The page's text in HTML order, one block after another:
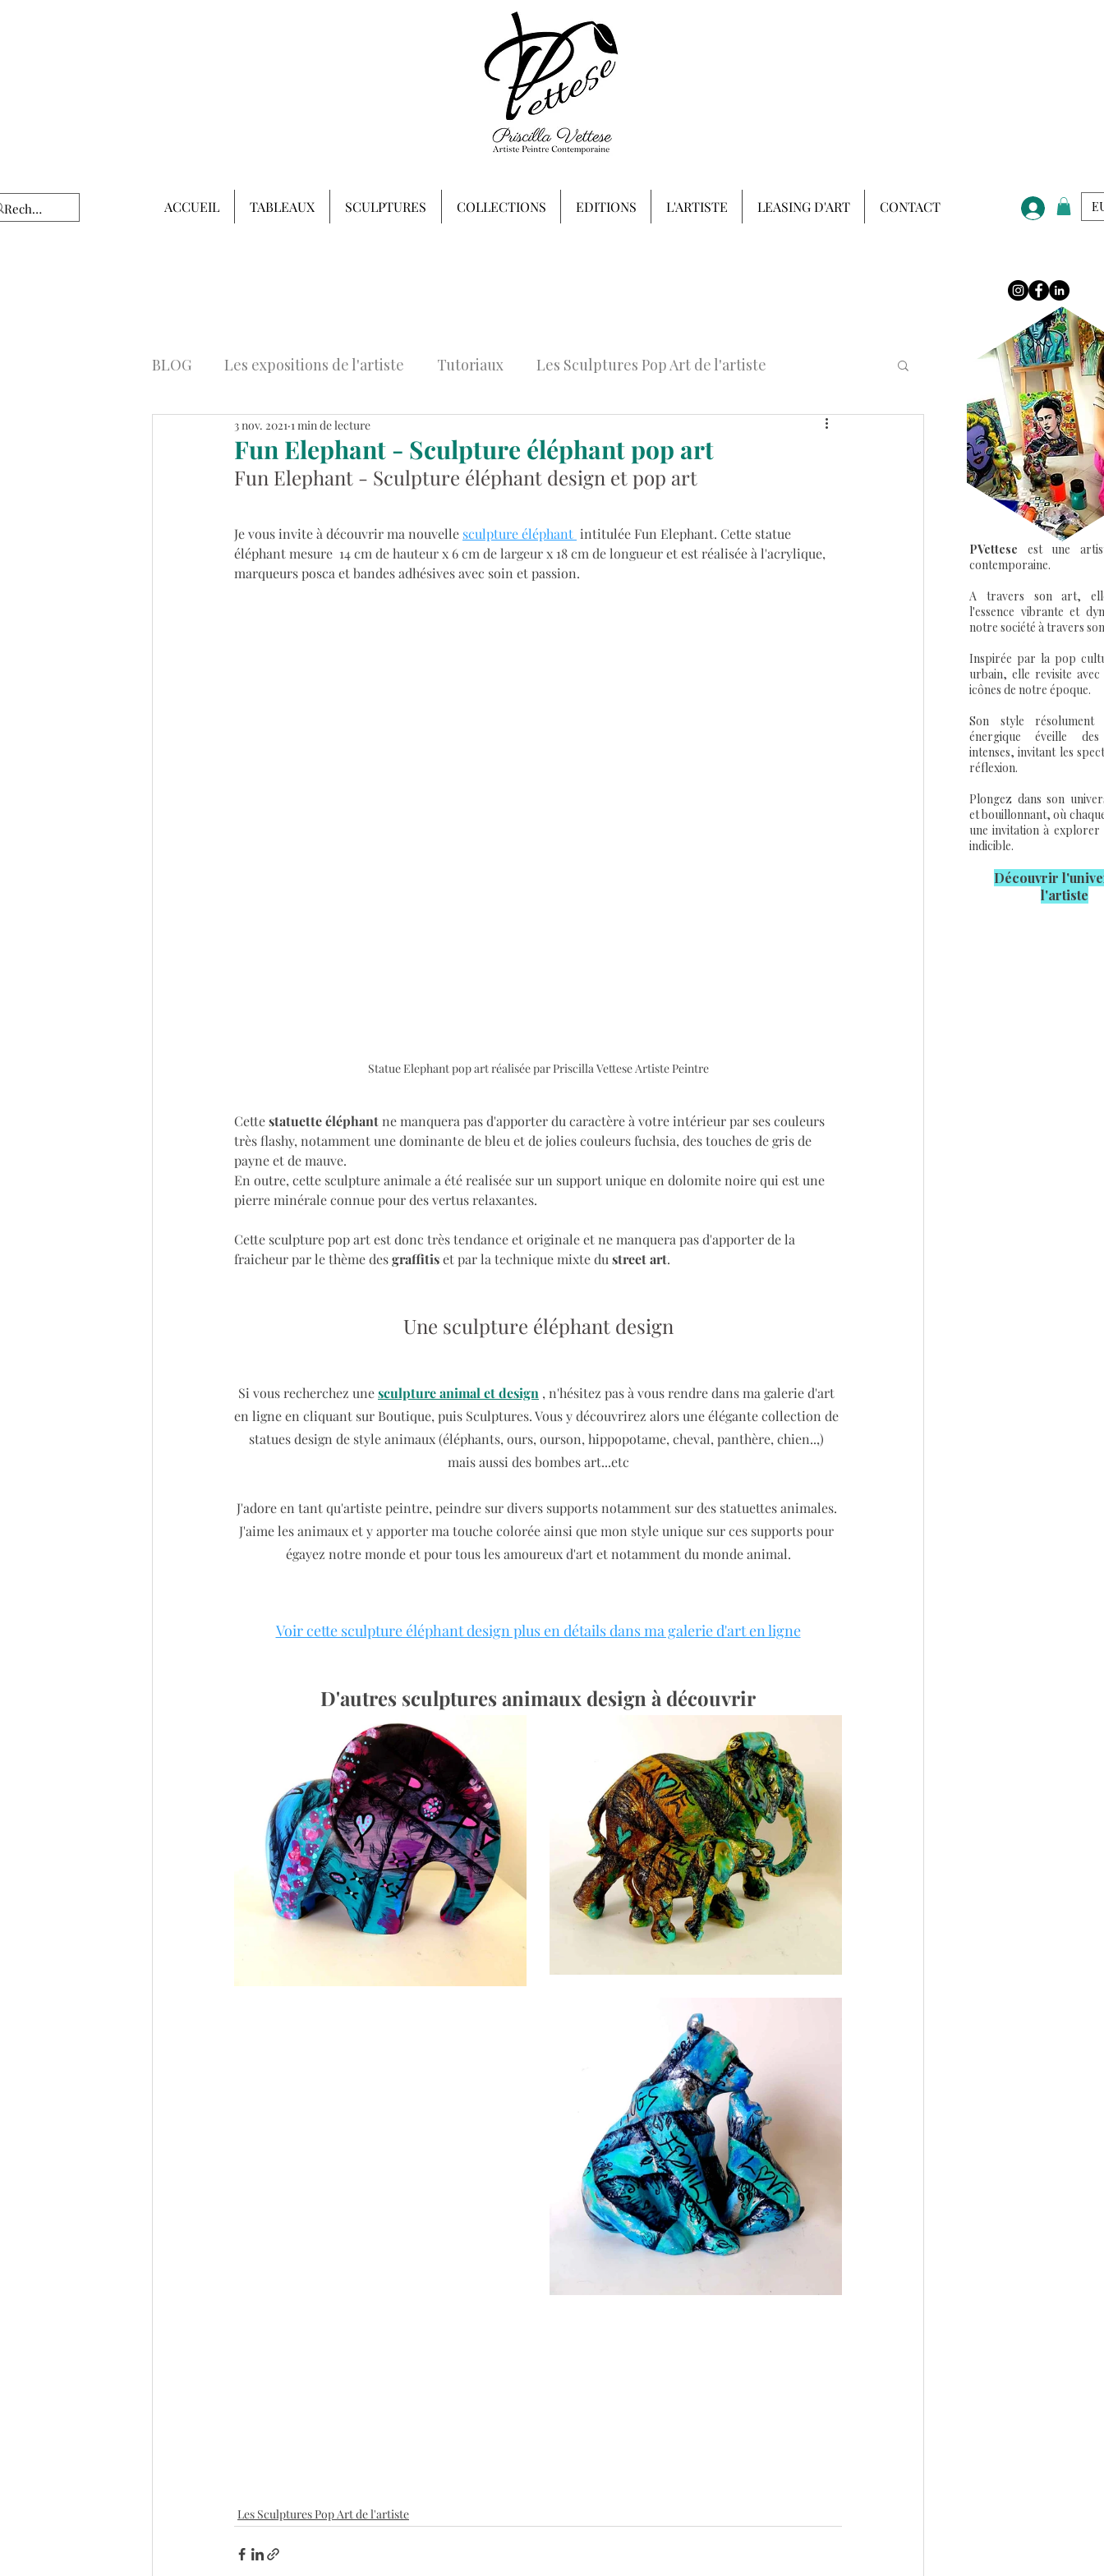
BLOG Les expositions de l'artiste Tutoriaux Les Sculptures Pop Art de l'artiste
Art contemporain Street Art Tableaux Street Art Graffiti
Tableaux Abstraits Colorés Art & Entreprise
Fun Elephant - Sculpture éléphant pop art
3 nov. 2021 1 min de lecture
Fun Elephant - Sculpture éléphant design et pop art
Je vous invite à découvrir ma nouvelle sculpture éléphant intitulée Fun Elephant. Cette statue
éléphant mesure 14 cm de hauteur x 6 cm de largeur x 18 cm de longueur et est réalisée à l'acrylique,
marqueurs posca et bandes adhésives avec soin et passion.
Statue Elephant pop art réalisée par Priscilla Vettese Artiste Peintre
Cette statuette éléphant ne manquera pas d'apporter du caractère à votre intérieur par ses couleurs
très flashy, notamment une dominante de bleu et de jolies couleurs fuchsia, des touches de gris de
payne et de mauve.
En outre, cette sculpture animale a été realisée sur un support unique en dolomite noire qui est une
pierre minérale connue pour des vertus relaxantes.
Cette sculpture pop art est donc très tendance et originale et ne manquera pas d'apporter de la
fraicheur par le thème des graffitis et par la technique mixte du street art.
Une sculpture éléphant design
Si vous recherchez une sculpture animal et design , n'hésitez pas à vous rendre dans ma galerie d'art
en ligne en cliquant sur Boutique, puis Sculptures. Vous y découvrirez alors une élégante collection de
statues design de style animaux (éléphants, ours, ourson, hippopotame, cheval, panthère, chien..,)
mais aussi des bombes art...etc
J'adore en tant qu'artiste peintre, peindre sur divers supports notamment sur des statuettes animales.
J'aime les animaux et y apporter ma touche colorée ainsi que mon style unique sur ces supports pour
égayez notre monde et pour tous les amoureux d'art et notamment du monde animal.
Voir cette sculpture éléphant design plus en détails dans ma galerie d'art en ligne
D'autres sculptures animaux design à découvrir
Les Sculptures Pop Art de l'artiste
PVettese est une
contemporaine.
A travers son art,
l'essence vibrante et
notre société à travers
Inspirée par la pop
urbain, elle revisite avec
icônes de notre époque.
Son style
énergique éveille des
intenses, invitant les
réflexion.
Plongez dans son
et bouillonnant, où
une invitation à explorer
indicible.
Découvrir l'u
l'artiste
ACCUEIL TABLEAUX SCULPTURES COLLECTIONS EDITIONS L'ARTISTE LEASING D'ART CONTACT